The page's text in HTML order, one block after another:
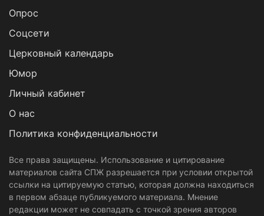
Опрос
Cоцсети
Церковный календарь
Юмор
Личный кабинет
О нас
Политика конфиденциальности
Все права защищены. Использование и цитирование
материалов сайта СПЖ разрешается при условии открытой
ссылки на цитируемую статью, которая должна находиться
в первом абзаце публикуемого материала. Мнение
редакции может не совпадать с точкой зрения авторов